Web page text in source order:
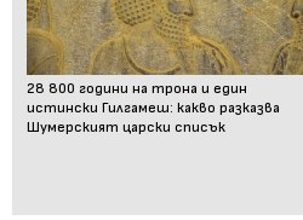
28 800 години на трона и един
истински Гилгамеш: какво разказва
Шумерският царски списък